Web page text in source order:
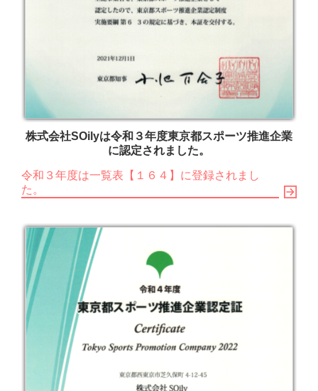
株式会社SOilyは令和３年度東京都スポーツ推進企業
に認定されました。
令和３年度は一覧表【１６４】に登録されまし
た。